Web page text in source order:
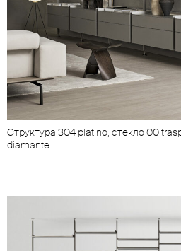
Cтруктура 304 platino, стекло 00
diamante